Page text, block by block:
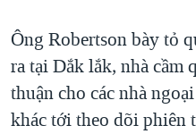
Ông Robertson bày tỏ
ra tại Dắk lắk, nhà cầm
thuận cho các nhà
khác tới theo dõi phiên